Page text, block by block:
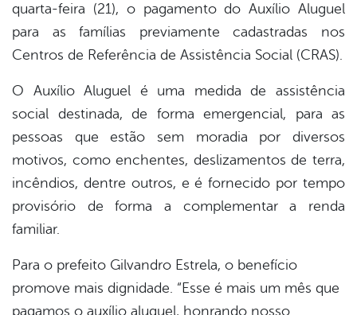
quarta-feira (21), o pagamento do Auxílio Aluguel
para as famílias previamente cadastradas nos
Centros de Referência de Assistência Social (CRAS).
O Auxílio Aluguel é uma medida de assistência
social destinada, de forma emergencial, para as
pessoas que estão sem moradia por diversos
motivos, como enchentes, deslizamentos de terra,
incêndios, dentre outros, e é fornecido por tempo
provisório de forma a complementar a renda
familiar.
Para o prefeito Gilvandro Estrela, o benefício
promove mais dignidade. “Esse é mais um mês que
pagamos o auxílio aluguel, honrando nosso